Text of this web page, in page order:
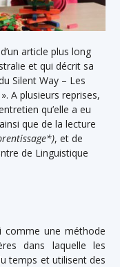
article plus long
et qui décrit sa
Silent Way – Les
A plusieurs reprises,
qu’elle a eu
que de la lecture
, et de
de Linguistique
comme une méthode
dans laquelle les
temps et utilisent des